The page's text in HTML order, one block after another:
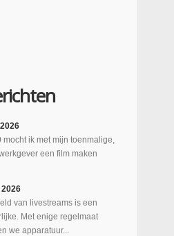
mocht ik met mijn toenmalige,
een film maken
van livestreams is een
Met enige regelmaat
we apparatuur...